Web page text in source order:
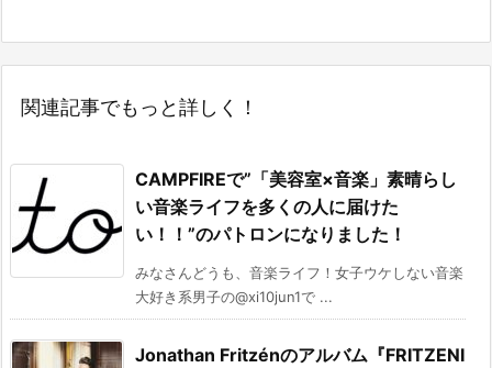
関連記事でもっと詳しく！
CAMPFIREで”「美容室×音楽」素晴らし
い音楽ライフを多くの人に届けた
い！！”のパトロンになりました！
みなさんどうも、音楽ライフ！女子ウケしない音楽
大好き系男子の@xi10jun1で ...
Jonathan Fritzénのアルバム『FRITZENI